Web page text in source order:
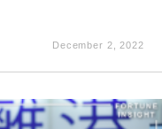
December 2, 2022